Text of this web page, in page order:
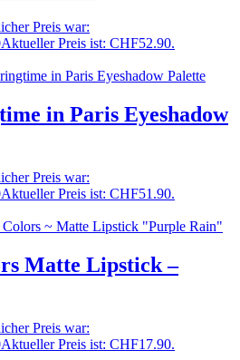
Preis war:
Aktueller Preis ist: CHF52.90.
in Paris Eyeshadow
Preis war:
Aktueller Preis ist: CHF51.90.
Matte Lipstick –
Preis war:
Aktueller Preis ist: CHF17.90.